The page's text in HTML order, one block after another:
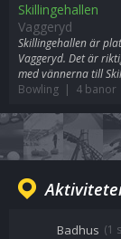
Skillingehallen
Vaggeryd
Skillingehallen är
Vaggeryd. Det är
med vännerna till
Bowling | 4 banor
Badhus (1